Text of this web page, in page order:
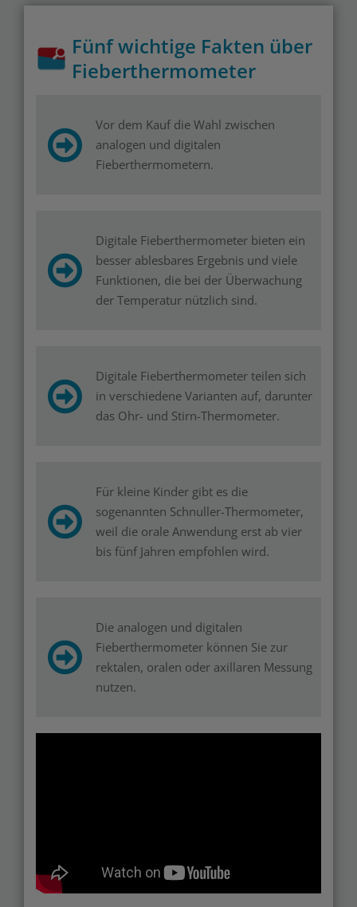
Fünf wichtige Fakten über
Fieberthermometer
Vor dem Kauf die Wahl zwischen
analogen und digitalen
Fieberthermometern.
Digitale Fieberthermometer bieten ein
besser ablesbares Ergebnis und viele
Funktionen, die bei der Überwachung
der Temperatur nützlich sind.
Digitale Fieberthermometer teilen sich
in verschiedene Varianten auf, darunter
das Ohr- und Stirn-Thermometer.
Für kleine Kinder gibt es die
sogenannten Schnuller-Thermometer,
weil die orale Anwendung erst ab vier
bis fünf Jahren empfohlen wird.
Die analogen und digitalen
Fieberthermometer können Sie zur
rektalen, oralen oder axillaren Messung
nutzen.